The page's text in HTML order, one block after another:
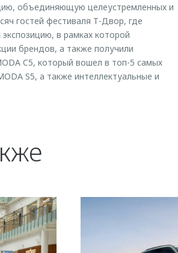
объединяющую целеустремленных и
гостей фестиваля Т-Двор, где
в рамках которой
брендов, а также получили
C5, который вошел в топ-5 самых
S5, а также интеллектуальные и